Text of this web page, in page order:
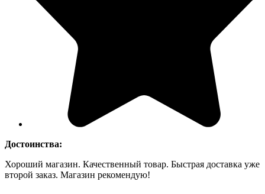
Достоинства:
Хороший магазин. Качественный товар. Быстрая доставка уже
второй заказ. Магазин рекомендую!